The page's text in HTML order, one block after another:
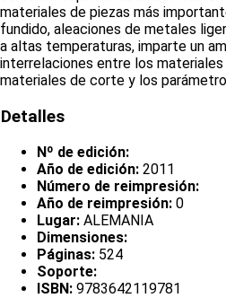
materiales de piezas más
fundido, aleaciones de metales
a altas temperaturas, imparte un
interrelaciones entre los materiales
materiales de corte y los
Detalles
Nº de edición:
Año de edición: 2011
Número de reimpresión:
Año de reimpresión: 0
Lugar: ALEMANIA
Dimensiones:
Páginas: 524
Soporte:
ISBN: 9783642119781